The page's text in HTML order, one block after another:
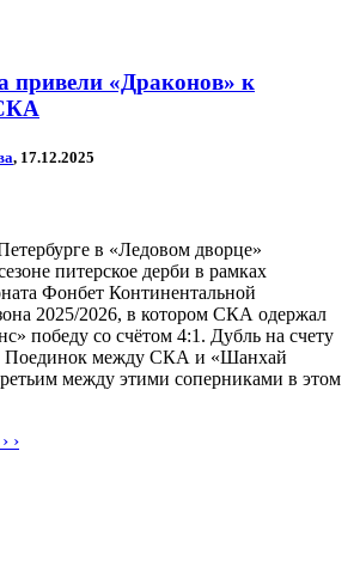
привели «Драконов» к
, 17.12.2025
в «Ледовом дворце»
питерское дерби в рамках
Фонбет Континентальной
2025/2026, в котором СКА одержал
победу со счётом 4:1. Дубль на счету
Поединок между СКА и «Шанхай
между этими соперниками в этом
›